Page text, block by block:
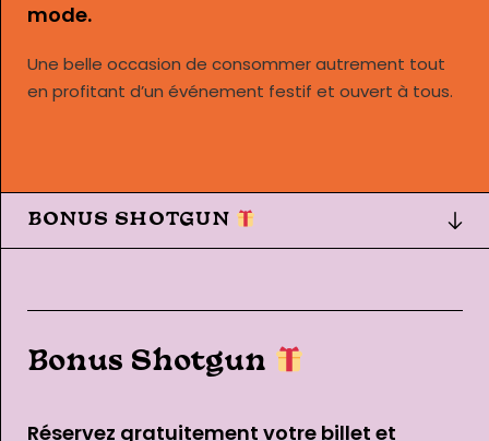
mode.
Une belle occasion de consommer autrement tout
en profitant d’un événement festif et ouvert à tous.
BONUS SHOTGUN
Bonus Shotgun
Réservez gratuitement votre billet et